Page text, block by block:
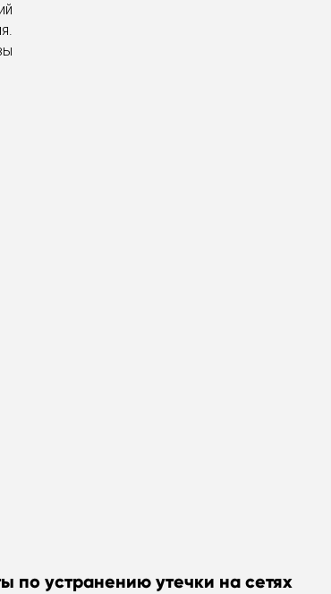
по устранению утечки на сетях